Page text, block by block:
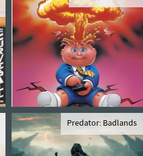
Predator: Badlands